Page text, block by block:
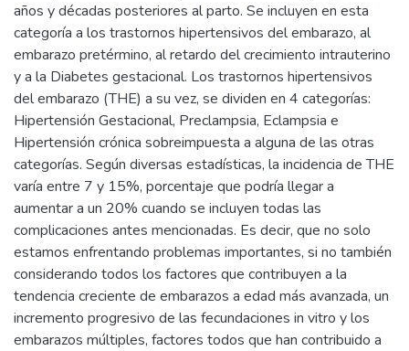
años y décadas posteriores al parto. Se incluyen en esta
categoría a los trastornos hipertensivos del embarazo, al
embarazo pretérmino, al retardo del crecimiento intrauterino
y a la Diabetes gestacional. Los trastornos hipertensivos
del embarazo (THE) a su vez, se dividen en 4 categorías:
Hipertensión Gestacional, Preclampsia, Eclampsia e
Hipertensión crónica sobreimpuesta a alguna de las otras
categorías. Según diversas estadísticas, la incidencia de THE
varía entre 7 y 15%, porcentaje que podría llegar a
aumentar a un 20% cuando se incluyen todas las
complicaciones antes mencionadas. Es decir, que no solo
estamos enfrentando problemas importantes, si no también
considerando todos los factores que contribuyen a la
tendencia creciente de embarazos a edad más avanzada, un
incremento progresivo de las fecundaciones in vitro y los
embarazos múltiples, factores todos que han contribuido a